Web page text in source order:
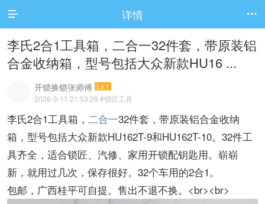
 详情 
李氏2合1工具箱，二合一32件套，带原装铝
合金收纳箱，型号包括大众新款HU16 ...
开锁换锁张师傅 Lv.1
2026-3-11 21:53:29 #锁匠工具
李氏2合1工具箱， 二合一32件套，带原装铝合金收纳
箱，型号包括大众新款HU162T-9和HU162T-10。32件工
具齐全，适合锁匠、汽修、家用开锁配钥匙用。崭崭
新，就用过几次，保存很好。32个车用的2合1。
包邮，广西桂平可自提。售出不退不换。<br><br>